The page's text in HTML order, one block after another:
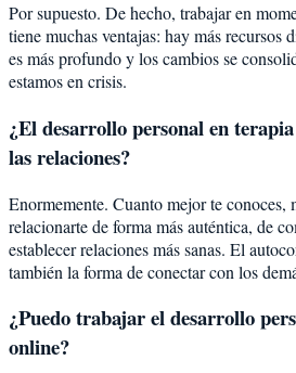
Por supuesto. De hecho, trabajar en
tiene muchas ventajas: hay más recursos
es más profundo y los cambios se
estamos en crisis.
¿El desarrollo personal en
las relaciones?
Enormemente. Cuanto mejor te conoces,
relacionarte de forma más auténtica, de
establecer relaciones más sanas. El
también la forma de conectar con los
¿Puedo trabajar el desarrollo
online?